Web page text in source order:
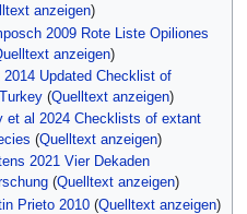
anzeigen)
2009 Rote Liste Opiliones
anzeigen)
2014 Updated Checklist of
(Quelltext anzeigen)
et al 2024 Checklists of extant
(Quelltext anzeigen)
2021 Vier Dekaden
(Quelltext anzeigen)
Prieto 2010 (Quelltext anzeigen)